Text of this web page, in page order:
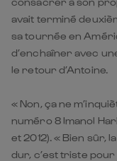
avait terminé
sa tournée en
d’enchaîner avec
le retour d’Antoine.
« Non, ça ne
numéro 8 Imanol
et 2012). « Bien sûr,
dur, c’est triste pour